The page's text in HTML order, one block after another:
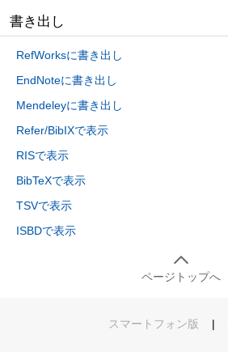
書き出し
RefWorksに書き出し
EndNoteに書き出し
Mendeleyに書き出し
Refer/BibIXで表示
RISで表示
BibTeXで表示
TSVで表示
ISBDで表示
ページトップへ
スマートフォン版 |